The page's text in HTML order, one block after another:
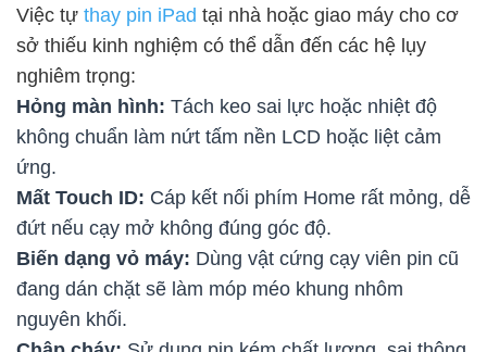
Việc tự thay pin iPad tại nhà hoặc giao máy cho cơ
sở thiếu kinh nghiệm có thể dẫn đến các hệ lụy
nghiêm trọng:
Hỏng màn hình: Tách keo sai lực hoặc nhiệt độ
không chuẩn làm nứt tấm nền LCD hoặc liệt cảm
ứng.
Mất Touch ID: Cáp kết nối phím Home rất mỏng, dễ
đứt nếu cạy mở không đúng góc độ.
Biến dạng vỏ máy: Dùng vật cứng cạy viên pin cũ
đang dán chặt sẽ làm móp méo khung nhôm
nguyên khối.